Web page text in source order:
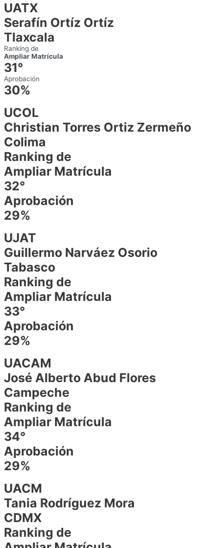
UATX
Serafín Ortíz Ortíz
Tlaxcala
Ranking de
Ampliar Matrícula
31°
Aprobación
30%
UCOL
Christian Torres Ortiz Zermeño
Colima
Ranking de
Ampliar Matrícula
32°
Aprobación
29%
UJAT
Guillermo Narváez Osorio
Tabasco
Ranking de
Ampliar Matrícula
33°
Aprobación
29%
UACAM
José Alberto Abud Flores
Campeche
Ranking de
Ampliar Matrícula
34°
Aprobación
29%
UACM
Tania Rodríguez Mora
CDMX
Ranking de